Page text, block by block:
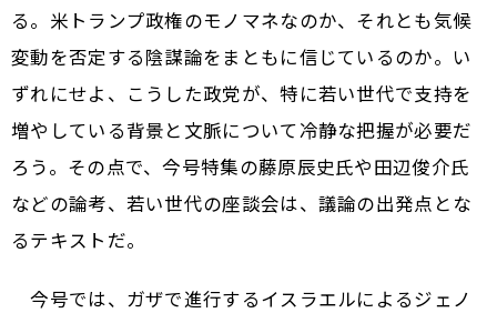
る。米トランプ政権のモノマネなのか、それとも気候
変動を否定する陰謀論をまともに信じているのか。い
ずれにせよ、こうした政党が、特に若い世代で支持を
増やしている背景と文脈について冷静な把握が必要だ
ろう。その点で、今号特集の藤原辰史氏や田辺俊介氏
などの論考、若い世代の座談会は、議論の出発点とな
るテキストだ。
今号では、ガザで進行するイスラエルによるジェノ